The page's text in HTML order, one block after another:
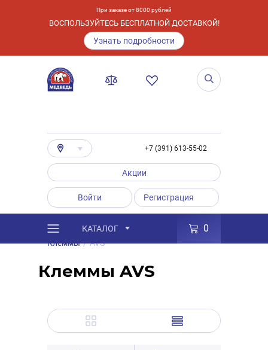
При заказе от 8000 рублей
ВОСПОЛЬЗУЙТЕСЬ БЕСПЛАТНОЙ ДОСТАВКОЙ!
Узнать подробности
+7 (391) 613-55-02
Акции
Войти Регистрация
КАТАЛОГ 0
Каталог / Товары Аксессуары
/
Клеммы / AVS
Клеммы AVS